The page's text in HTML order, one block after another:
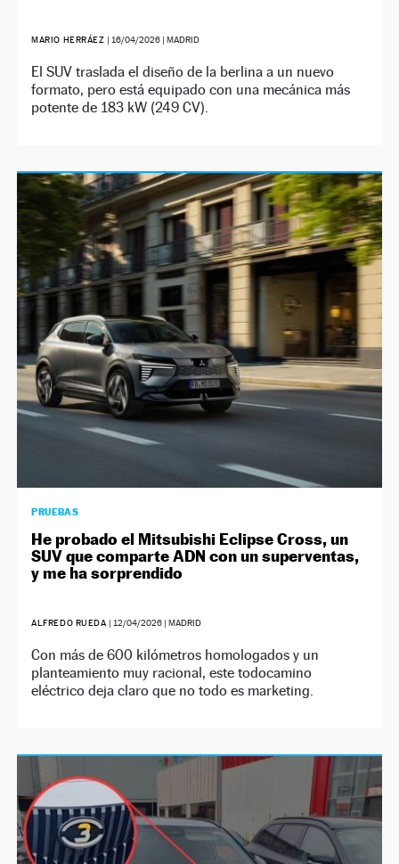
MARIO HERRÁEZ | 16/04/2026 | MADRID
El SUV traslada el diseño de la berlina a un nuevo
formato, pero está equipado con una mecánica más
potente de 183 kW (249 CV).
PRUEBAS
He probado el Mitsubishi Eclipse Cross, un
SUV que comparte ADN con un superventas,
y me ha sorprendido
ALFREDO RUEDA | 12/04/2026 | MADRID
Con más de 600 kilómetros homologados y un
planteamiento muy racional, este todocamino
eléctrico deja claro que no todo es marketing.